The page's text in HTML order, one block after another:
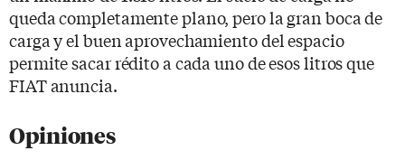
queda completamente plano, pero la gran boca de
carga y el buen aprovechamiento del espacio
permite sacar rédito a cada uno de esos litros que
FIAT anuncia.
Opiniones